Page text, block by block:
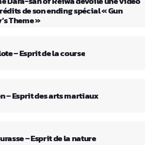
de son ending spécial « Gun
Theme »
– Esprit de la course
– Esprit des arts martiaux
– Esprit de la nature